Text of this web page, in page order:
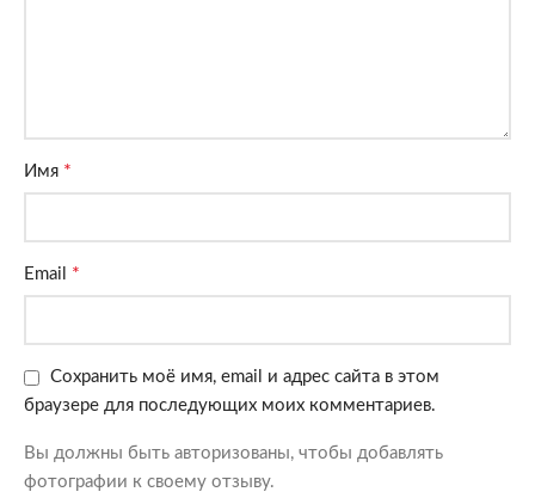
Имя *
Email *
Сохранить моё имя, email и адрес сайта в этом
браузере для последующих моих комментариев.
Вы должны быть авторизованы, чтобы добавлять
фотографии к своему отзыву.